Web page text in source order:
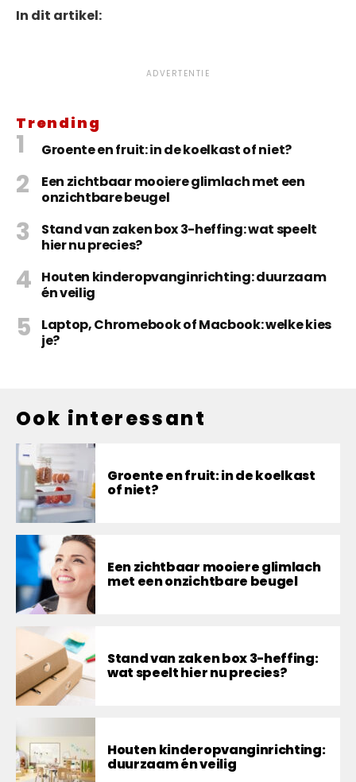
In dit artikel:
ADVERTENTIE
Trending
Groente en fruit: in de koelkast of niet?
Een zichtbaar mooiere glimlach met een
onzichtbare beugel
Stand van zaken box 3-heffing: wat speelt
hier nu precies?
Houten kinderopvanginrichting: duurzaam
én veilig
Laptop, Chromebook of Macbook: welke kies
je?
Ook interessant
Groente en fruit: in de koelkast
of niet?
Een zichtbaar mooiere glimlach
met een onzichtbare beugel
Stand van zaken box 3-heffing:
wat speelt hier nu precies?
Houten kinderopvanginrichting:
duurzaam én veilig